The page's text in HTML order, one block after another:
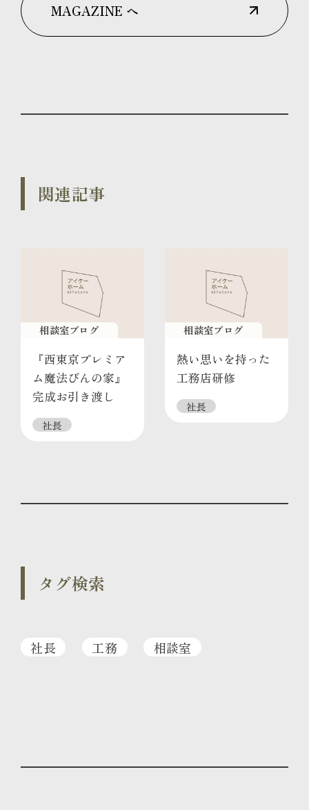
MAGAZINE へ
関連記事
相談室ブログ
『西東京プレミア
ム魔法びんの家』
完成お引き渡し
社長
相談室ブログ
熱い思いを持った
工務店研修
社長
タグ検索
社長 工務 相談室